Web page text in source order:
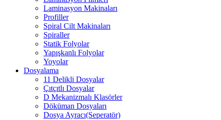
Laminasyon Makinaları
Profiller
Spiral Cilt Makinaları
Spiraller
Statik Folyolar
Yapışkanlı Folyolar
Yoyolar
Dosyalama
11 Delikli Dosyalar
Çıtçıtlı Dosyalar
D Mekanizmalı Klasörler
Döküman Dosyaları
Dosya Ayracı(Seperatör)